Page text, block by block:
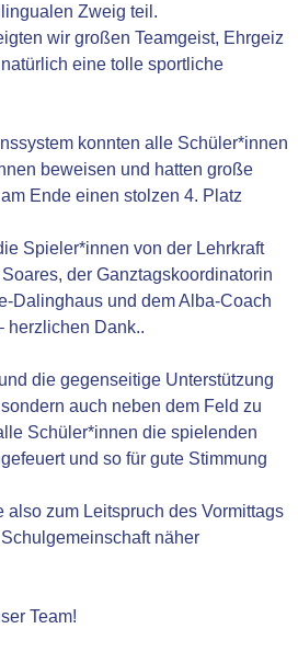
Zweig teil.
wir großen Teamgeist, Ehrgeiz
eine tolle sportliche
konnten alle Schüler*innen
beweisen und hatten große
Ende einen stolzen 4. Platz
Spieler*innen von der Lehrkraft
der Ganztagskoordinatorin
Dalinghaus und dem Alba-Coach
herzlichen Dank..
die gegenseitige Unterstützung
auch neben dem Feld zu
Schüler*innen die spielenden
und so für gute Stimmung
also zum Leitspruch des Vormittags
näher
Team!